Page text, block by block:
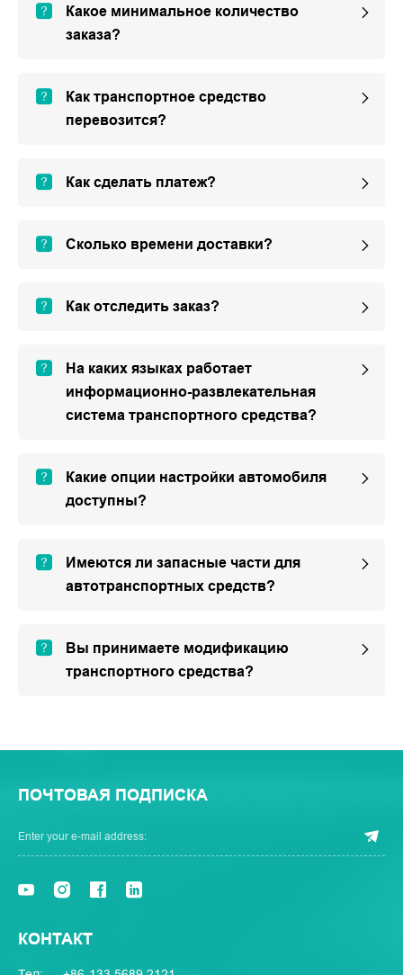
Какое минимальное количество
заказа?
Как транспортное средство
перевозится?
Как сделать платеж?
Сколько времени доставки?
Как отследить заказ?
На каких языках работает
информационно-развлекательная
система транспортного средства?
Какие опции настройки автомобиля
доступны?
Имеются ли запасные части для
автотранспортных средств?
Вы принимаете модификацию
транспортного средства?
ПОЧТОВАЯ ПОДПИСКА
КОНТАКТ